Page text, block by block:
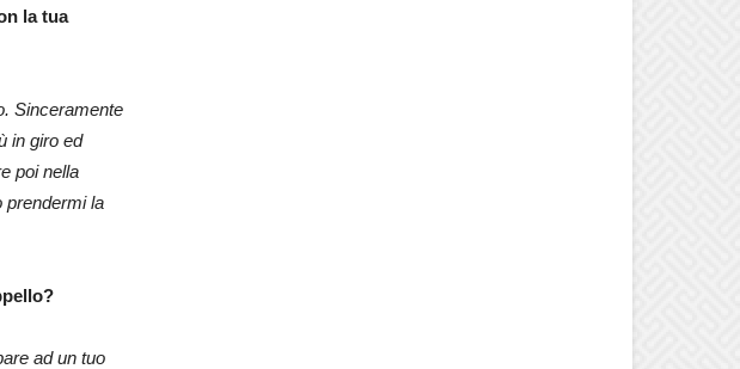
la tua
Sinceramente
in giro ed
poi nella
prendermi la
ad un tuo